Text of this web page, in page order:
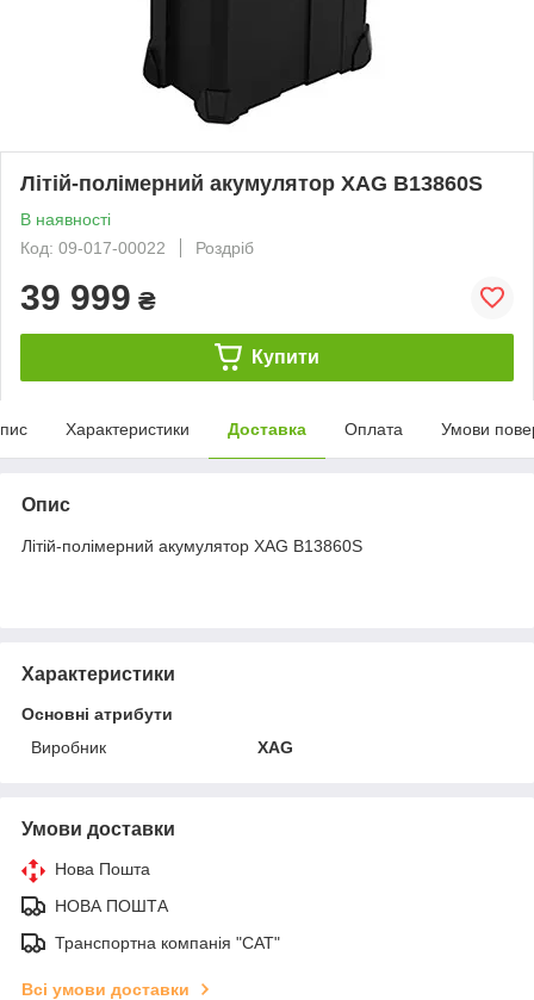
Літій-полімерний акумулятор XAG B13860S
В наявності
Код: 09-017-00022
Роздріб
39 999 ₴
Купити
Характеристики Доставка Оплата Умови
Опис
Літій-полімерний акумулятор XAG B13860S
Характеристики
Основні атрибути
Виробник
XAG
Умови доставки
Нова Пошта
НОВА ПОШТА
Транспортна компанія "САТ"
Всі умови доставки